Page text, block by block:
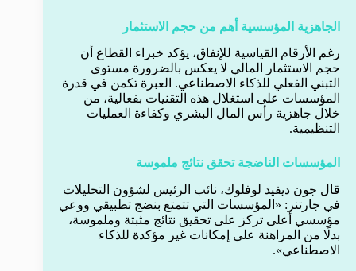
الجاهزية المؤسسية أهم من حجم الاستثمار
رغم الأرقام القياسية للإنفاق، يؤكد خبراء القطاع أن
حجم الاستثمار المالي لا يعكس بالضرورة مستوى
التبني الفعلي للذكاء الاصطناعي. العبرة تكمن في قدرة
المؤسسات على استغلال هذه التقنيات بفعالية، من
خلال جاهزية رأس المال البشري وكفاءة العمليات
التنظيمية.
المؤسسات الناضجة تحقق نتائج ملموسة
قال جون ديفيد لوفلوك، نائب الرئيس لشؤون التحليلات
في جارتنر: «المؤسسات التي تتمتع بنضج تطبيقي ووعي
مؤسسي أعلى تركز على تحقيق نتائج مثبتة وملموسة،
بدلًا من المراهنة على إمكانات غير مؤكدة للذكاء
الاصطناعي».